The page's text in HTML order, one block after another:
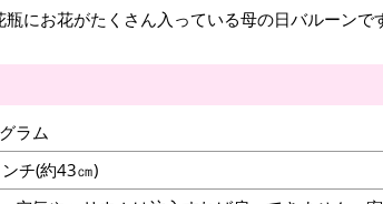
にお花がたくさん入っている母の日バルーンで
ラム
チ(約43㎝)